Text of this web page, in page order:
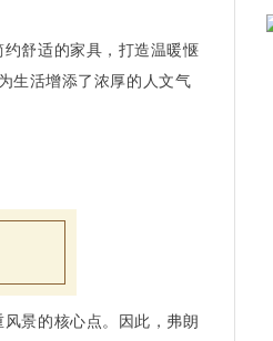
舒适的家具，打造温暖惬
生活增添了浓厚的人文气
景的核心点。因此，弗朗